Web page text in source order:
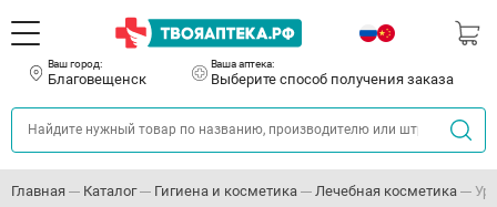
Ваш город:
Благовещенск
Ваша аптека:
Выберите способ получения заказа
Главная Каталог Гигиена и косметика Лечебная косметика